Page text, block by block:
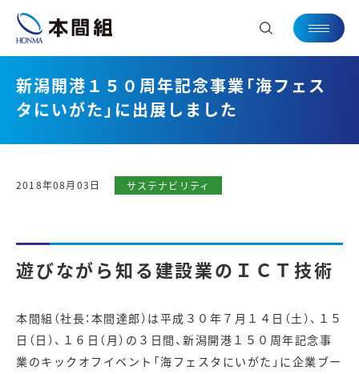
新潟開港１５０周年記念事業「海フェス
タにいがた」に出展しました
2018年08月03日 サステナビリティ
遊びながら知る建設業のＩＣＴ技術
本間組（社長：本間達郎）は平成３０年７月１４日（土）、１５
日（日）、１６日（月）の３日間、新潟開港１５０周年記念事
業のキックオフイベント「海フェスタにいがた」に企業ブー